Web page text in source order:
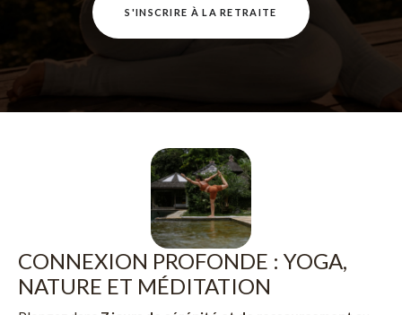
S'INSCRIRE À LA RETRAITE
CONNEXION PROFONDE : YOGA,
NATURE ET MÉDITATION